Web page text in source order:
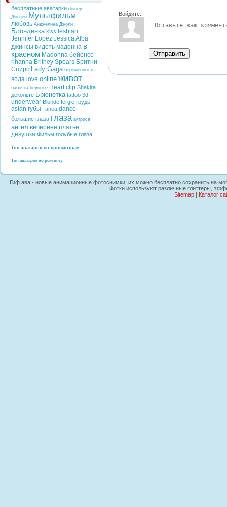
бесплатные аватарки disney
Дисней Мультфильм
любовь Анджелина Джоли
Блондинка kiss lesbian
Jennifer Lopez Jessica Alba
джинсы видеть мадонна в
красном Madonna бейонсе
rihanna Britney Spears Бритни
Спирс Lady Gaga беременность
вода love online живот
бабочка beyonce Heart clip Shakira
декольте Брюнетка tattoo 3d
underwear Blonde fergie грудь
asian губы танец dance
большие глаза глаза актриса
ангел вечернее платье
девушка Фильм голубые глаза
Топ аватарок по просмотрам
Топ аватарок по рейтингу
Войдите:
Отправить
Гиф ава - новые анимационные фотоснимки, их можно бесплатно сохранить на
Фотки используют различные глиттеры,
Sitemap| Каталог